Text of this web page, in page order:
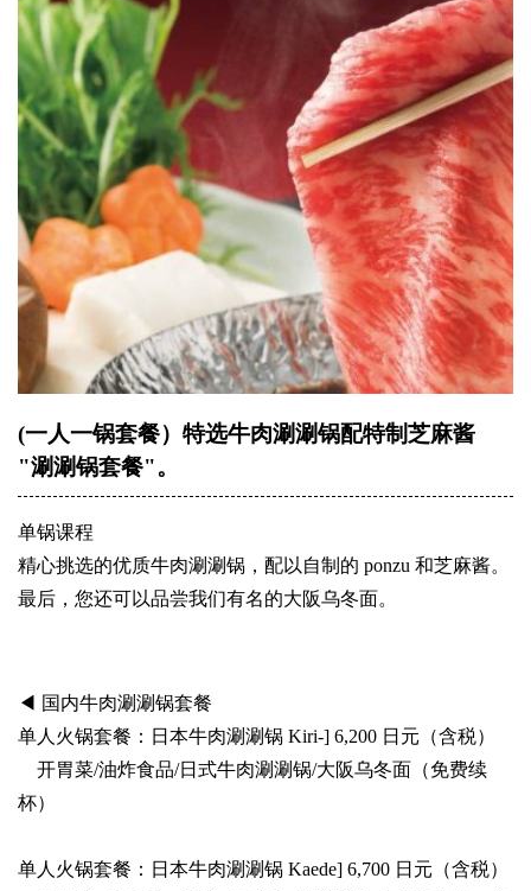
(一人一锅套餐）特选牛肉涮涮锅配特制芝麻酱
"涮涮锅套餐"。
单锅课程
精心挑选的优质牛肉涮涮锅，配以自制的 ponzu 和芝麻酱。
最后，您还可以品尝我们有名的大阪乌冬面。
◀ 国内牛肉涮涮锅套餐
单人火锅套餐：日本牛肉涮涮锅 Kiri-] 6,200 日元（含税）
开胃菜/油炸食品/日式牛肉涮涮锅/大阪乌冬面（免费续
杯）
单人火锅套餐：日本牛肉涮涮锅 Kaede] 6,700 日元（含税）